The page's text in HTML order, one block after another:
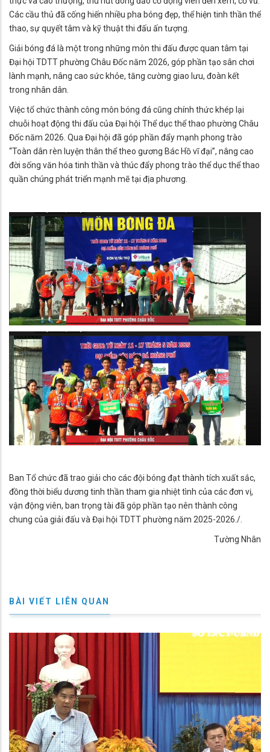
Các cầu thủ đã cống hiến nhiều pha bóng đẹp, thể hiện tinh thần thể
thao, sự quyết tâm và kỹ thuật thi đấu ấn tượng.
Giải bóng đá là một trong những môn thi đấu được quan tâm tại
Đại hội TDTT phường Châu Đốc năm 2026, góp phần tạo sân chơi
lành mạnh, nâng cao sức khỏe, tăng cường giao lưu, đoàn kết
trong nhân dân.
Việc tổ chức thành công môn bóng đá cũng chính thức khép lại
chuỗi hoạt động thi đấu của Đại hội Thể dục thể thao phường Châu
Đốc năm 2026. Qua Đại hội đã góp phần đẩy mạnh phong trào
“Toàn dân rèn luyện thân thể theo gương Bác Hồ vĩ đại”, nâng cao
đời sống văn hóa tinh thần và thúc đẩy phong trào thể dục thể thao
quần chúng phát triển mạnh mẽ tại địa phương.
Ban Tổ chức đã trao giải cho các đội bóng đạt thành tích xuất sắc,
đồng thời biểu dương tinh thần tham gia nhiệt tình của các đơn vị,
vận động viên, ban trọng tài đã góp phần tạo nên thành công
chung của giải đấu và Đại hội TDTT phường năm 2025-2026./.
Tường Nhân
BÀI VIẾT LIÊN QUAN